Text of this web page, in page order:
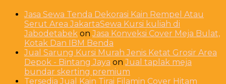
Jasa Sewa Tenda Dekorasi Kain Rempel Atau
Serut Area JakartaSewa Kursi kuliah di
Jabodetabek onJasa Konveksi Cover Meja Bulat,
Kotak Dan IBM Benda
Jual Sarung Kursi Murah Jenis Ketat Grosir Area
Depok - Bintang Jaya onJual taplak meja
bundar skerting premium
Tersedia Jual Kain Tirai Filamin Cover Hitam